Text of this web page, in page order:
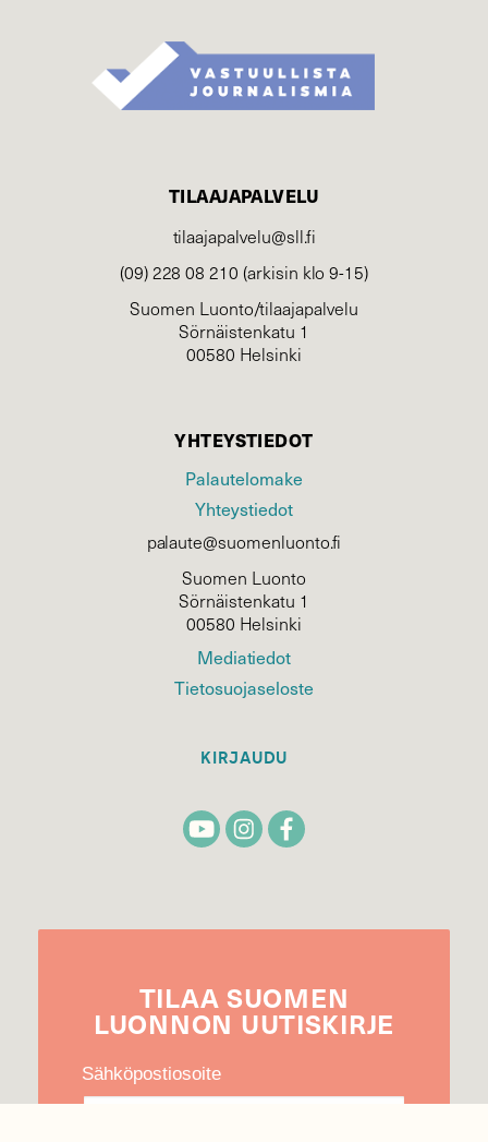
TILAAJAPALVELU
tilaajapalvelu@sll.fi
(09) 228 08 210 (arkisin klo 9-15)
Suomen Luonto/tilaajapalvelu
Sörnäistenkatu 1
00580 Helsinki
YHTEYSTIEDOT
Palautelomake
Yhteystiedot
palaute@suomenluonto.fi
Suomen Luonto
Sörnäistenkatu 1
00580 Helsinki
Mediatiedot
Tietosuojaseloste
KIRJAUDU
TILAA SUOMEN
LUONNON UUTIS­KIRJE
Sähköpostiosoite